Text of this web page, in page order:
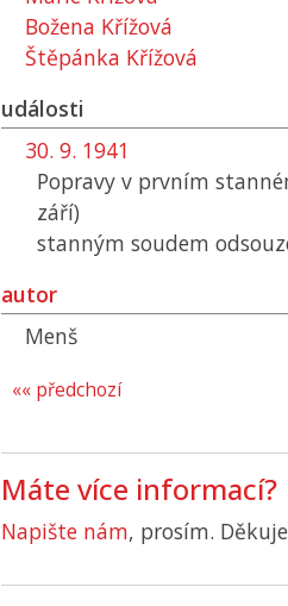
Božena Křížová
Štěpánka Křížová
události
30. 9. 1941
Popravy v prvním
září)
stanným soudem
autor
Menš
«« předchozí
Máte více informací?
Napište nám, prosím.